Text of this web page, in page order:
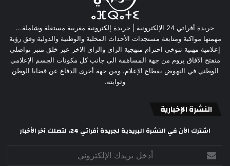
جريدة أفراتي 24 الإلكترونية | جريدة إلكترونية مغربية مستقلة وشاملة...
مهمتها مواكبة ومتابعة مستجدات الأحداث المحلية والوطنية والدولية وفق رؤية
إعلامية مهنية تتوخى احترام منهجية الراي والراي الاخر عبر خلق منبر تواصلي
منفتح الآفاق يروم من جهة المساهمة الى جانب كل مكونات الجسم الإعلامي
الوطني في النهوض بقطاع الإعلام، ومن جهة أخرى الدفاع عن قضايا الوطن
وثوابته.
النشرة الإخبارية
اشترك الآن في النشرة البريدية لجريدة أفراتي 24، لتصلك آخر الأخبار
بريدك